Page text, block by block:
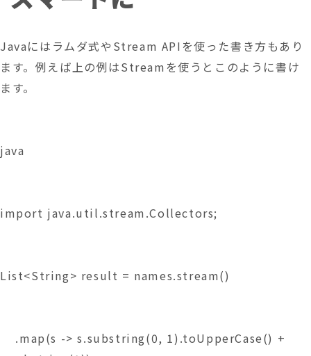
Javaにはラムダ式やStream APIを使った書き方もあり
ます。例えば上の例はStreamを使うとこのように書け
ます。
java
import java.util.stream.Collectors;
List<String> result = names.stream()
.map(s -> s.substring(0, 1).toUpperCase() +